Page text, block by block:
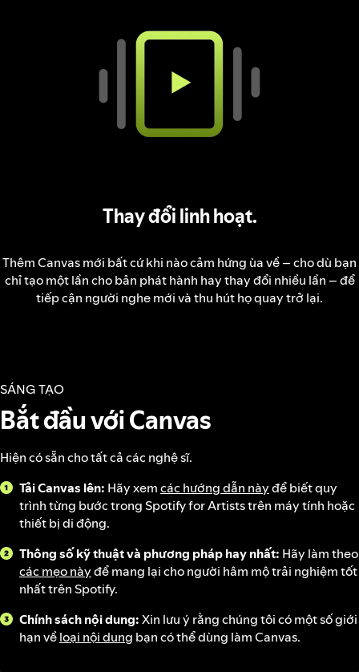
Thay đổi linh hoạt.
Thêm Canvas mới bất cứ khi nào cảm hứng ùa về – cho dù bạn
chỉ tạo một lần cho bản phát hành hay thay đổi nhiều lần – để
tiếp cận người nghe mới và thu hút họ quay trở lại.
SÁNG TẠO
Bắt đầu với Canvas
Hiện có sẵn cho tất cả các nghệ sĩ.
Tải Canvas lên: Hãy xemcác hướng dẫn nàyđể biết quy
trình từng bước trong Spotify for Artists trên máy tính hoặc
thiết bị di động.
Thông số kỹ thuật và phương pháp hay nhất: Hãy làm theo
các mẹo nàyđể mang lại cho người hâm mộ trải nghiệm tốt
nhất trên Spotify.
Chính sách nội dung:Xin lưu ý rằng chúng tôi có một số giới
hạn vềloại nội dung bạn có thể dùng làm Canvas.